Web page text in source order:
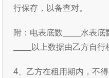
行保存，以备查对。
附：电表底数_____水表底
_____以上数据由乙方自
4、乙方在租用期内，不